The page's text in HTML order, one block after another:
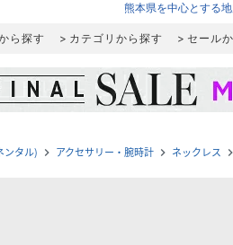
熊本県を中心とする
ら探す カテゴリから探す セール
ンタル) navigate_next アクセサリー・腕時計 navigate_next ネックレス navigate_next